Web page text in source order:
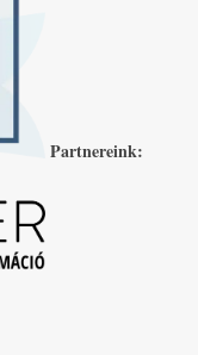
Partnereink: